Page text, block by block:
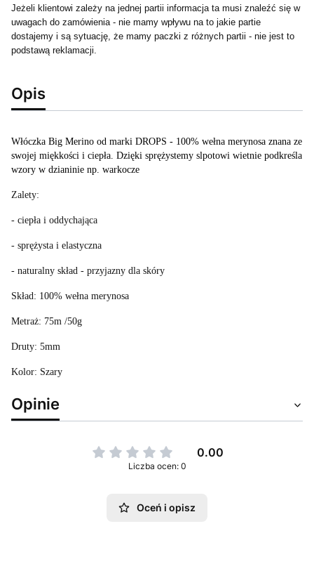
Jeżeli klientowi zależy na jednej partii informacja ta musi znaleźć się w
uwagach do zamówienia - nie mamy wpływu na to jakie partie
dostajemy i są sytuację, że mamy paczki z różnych partii - nie jest to
podstawą reklamacji.
Opis
Włóczka Big Merino od marki DROPS - 100% wełna merynosa znana ze
swojej miękkości i ciepła. Dzięki sprężystemy slpotowi wietnie podkreśla
wzory w dzianinie np. warkocze
Zalety:
- ciepła i oddychająca
- sprężysta i elastyczna
- naturalny skład - przyjazny dla skóry
Skład: 100% wełna merynosa
Metraż: 75m /50g
Druty: 5mm
Kolor: Szary
Opinie
0.00
Liczba ocen: 0
Oceń i opisz